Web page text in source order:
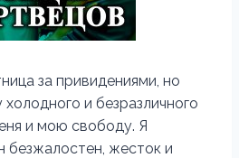
за привидениями, но
и безразличного
и мою свободу. Я
безжалостен, жесток и